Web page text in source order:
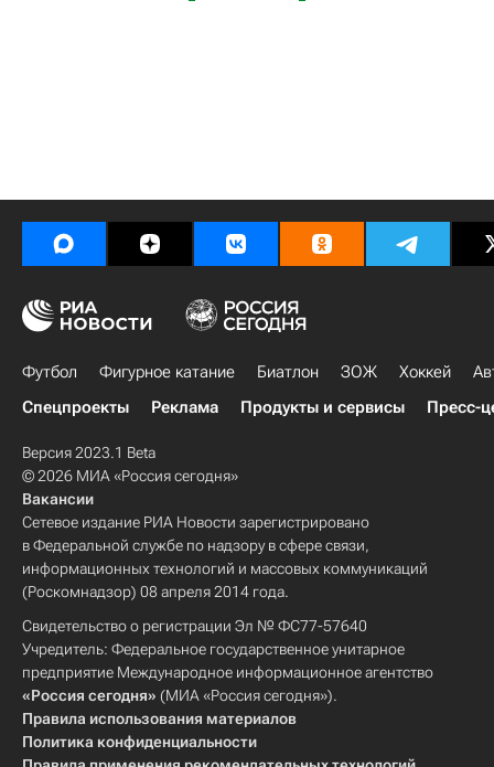
Футбол Фигурное катание Биатлон ЗОЖ Хоккей
Спецпроекты
Реклама Продукты и сервисы Пресс-
Версия 2023.1 Beta
© 2026 МИА «Россия сегодня»
Вакансии
Сетевое издание РИА Новости зарегистрировано
в Федеральной службе по надзору в сфере связи,
информационных технологий и массовых коммуникаций
(Роскомнадзор) 08 апреля 2014 года.
Свидетельство о регистрации Эл № ФС77-57640
Учредитель: Федеральное государственное унитарное
предприятие Международное информационное агентство
«Россия сегодня» (МИА «Россия сегодня»).
Правила использования материалов
Политика конфиденциальности